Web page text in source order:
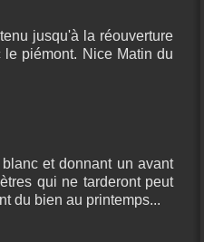
jusqu'à la réouverture
piémont. Nice Matin du
et donnant un avant
qui ne tarderont peut
du bien au printemps...